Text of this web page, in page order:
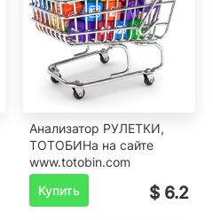
Анализатор РУЛЕТКИ,
ТОТОБИНа на сайте
www.totobin.com
Купить
$ 6.2